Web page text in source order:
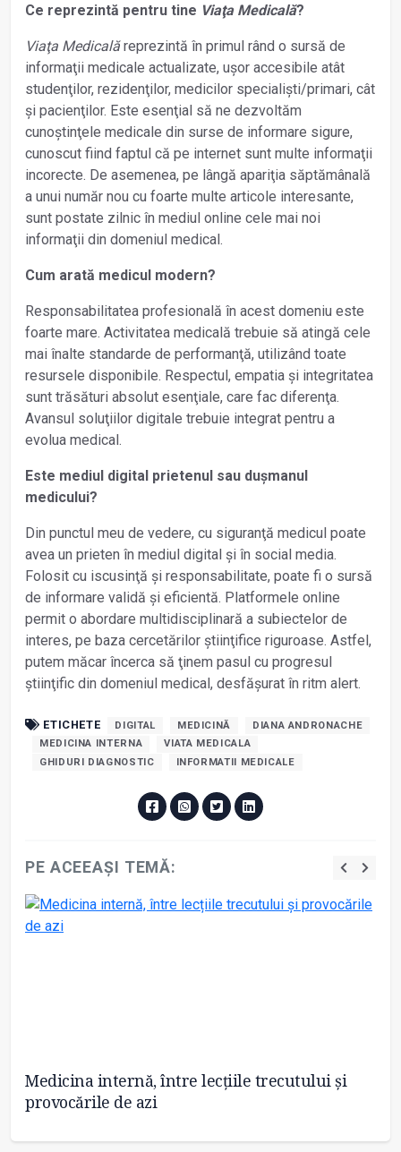
Ce reprezintă pentru tine Viaţa Medicală?
Viaţa Medicalăreprezintă în primul rând o sursă de
informaţii medicale actualizate, ușor accesibile atât
studenţilor, rezidenţilor, medicilor specialiști/primari, cât
și pacienţilor. Este esenţial să ne dezvoltăm
cunoștinţele medicale din surse de informare sigure,
cunoscut fiind faptul că pe internet sunt multe informaţii
incorecte. De asemenea, pe lângă apariţia săptămânală
a unui număr nou cu foarte multe articole interesante,
sunt postate zilnic în mediul online cele mai noi
informaţii din domeniul medical.
Cum arată medicul modern?
Responsabilitatea profesională în acest domeniu este
foarte mare. Activitatea medicală trebuie să atingă cele
mai înalte standarde de performanţă, utilizând toate
resursele disponibile. Respectul, empatia și integritatea
sunt trăsături absolut esenţiale, care fac diferenţa.
Avansul soluţiilor digitale trebuie integrat pentru a
evolua medical.
Este mediul digital prietenul sau dușmanul
medicului?
Din punctul meu de vedere, cu siguranţă medicul poate
avea un prieten în mediul digital și în social media.
Folosit cu iscusinţă și responsabilitate, poate fi o sursă
de informare validă și eficientă. Platformele online
permit o abordare multidisciplinară a subiectelor de
interes, pe baza cercetărilor știinţifice riguroase. Astfel,
putem măcar încerca să ţinem pasul cu progresul
știinţific din domeniul medical, desfășurat în ritm alert.
ETICHETE DIGITAL MEDICINĂ
DIANA ANDRONACHE
MEDICINA INTERNA
VIATA MEDICALA
GHIDURI DIAGNOSTIC
INFORMATII MEDICALE
PE ACEEAȘI TEMĂ:
Medicina internă, între lecțiile trecutului și
provocările de azi